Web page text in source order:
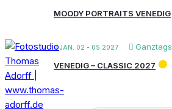
MOODY PORTRAITS VENEDIG
JAN. 02 - 05 2027
Ganztags
VENEDIG – CLASSIC 2027